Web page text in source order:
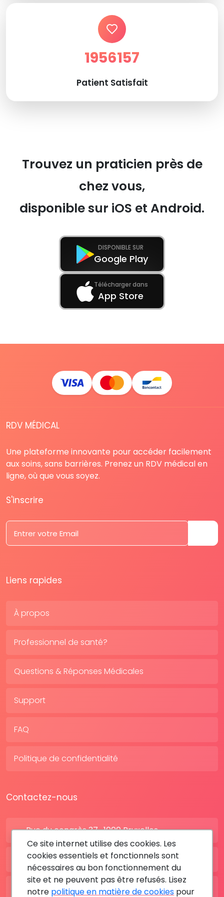
1956157
Patient Satisfait
Trouvez un praticien près de
chez vous,
disponible sur iOS et Android.
DISPONIBLE SUR
Google Play
Télécharger dans
App Store
RDV MÉDICAL
Une plateforme innovante pour accéder facilement
aux soins, sans barrières. Prenez un RDV médical en
ligne, où que vous soyez.
S'inscrire
Liens rapides
À propos
Professionnel de santé?
Questions & Réponses Médicales
Support
FAQ
Politique de confidentialité
Contactez-nous
Rue du congrès 37 , 1000 Bruxelles
BE: +32 28080227
FR: +33 183642895
Ce site internet utilise des cookies. Les
cookies essentiels et fonctionnels sont
nécessaires au bon fonctionnement du
site et ne peuvent pas être refusés. Lisez
notre politique en matière de cookies pour